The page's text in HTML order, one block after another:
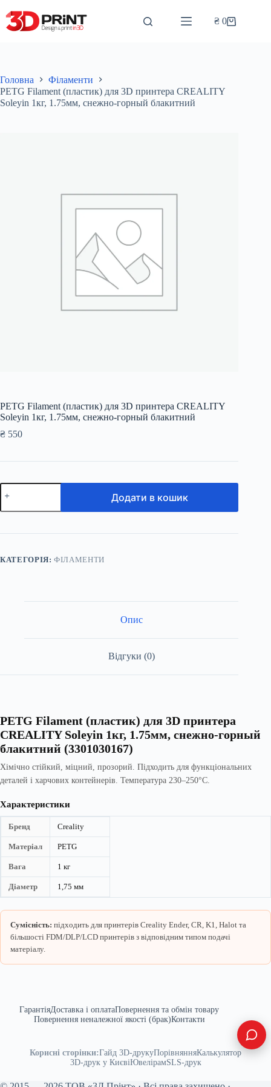
до
вмісту
Кошик
₴ 0
Головна
Філаменти
PETG Filament (пластик) для 3D принтера CREALITY
Soleyin 1кг, 1.75мм, снежно-горный блакитний
PETG Filament (пластик) для 3D принтера CREALITY
Soleyin 1кг, 1.75мм, снежно-горный блакитний
₴ 550
PETG
Filament
Soleyin
горный
Додати в кошик
КАТЕГОРІЯ:ФІЛАМЕНТИ
Опис
Відгуки (0)
PETG Filament (пластик) для 3D принтера
CREALITY Soleyin 1кг, 1.75мм, снежно-горный
блакитний (3301030167)
Хімічно стійкий, міцний, прозорий. Підходить для функціональних
деталей і харчових контейнерів. Температура 230–250°C.
Характеристики
Бренд Creality
Матеріал PETG
Вага 1 кг
Діаметр 1,75 мм
Сумісність: підходить для принтерів Creality Ender, CR, K1, Halot та
більшості FDM/DLP/LCD принтерів з відповідним типом подачі
матеріалу.
ГарантіяДоставка і оплатаПовернення та обмін товару
Повернення неналежної якості (брак)Контакти
Корисні сторінки:Гайд 3D-друкуПорівнянняКалькулятор
3D-друк у КиєвіЮвелірамSLS-друк